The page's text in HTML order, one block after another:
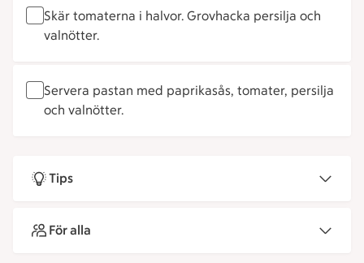
Skär tomaterna i halvor. Grovhacka persilja och
valnötter.
Servera pastan med paprikasås, tomater, persilja
och valnötter.
Tips
För alla